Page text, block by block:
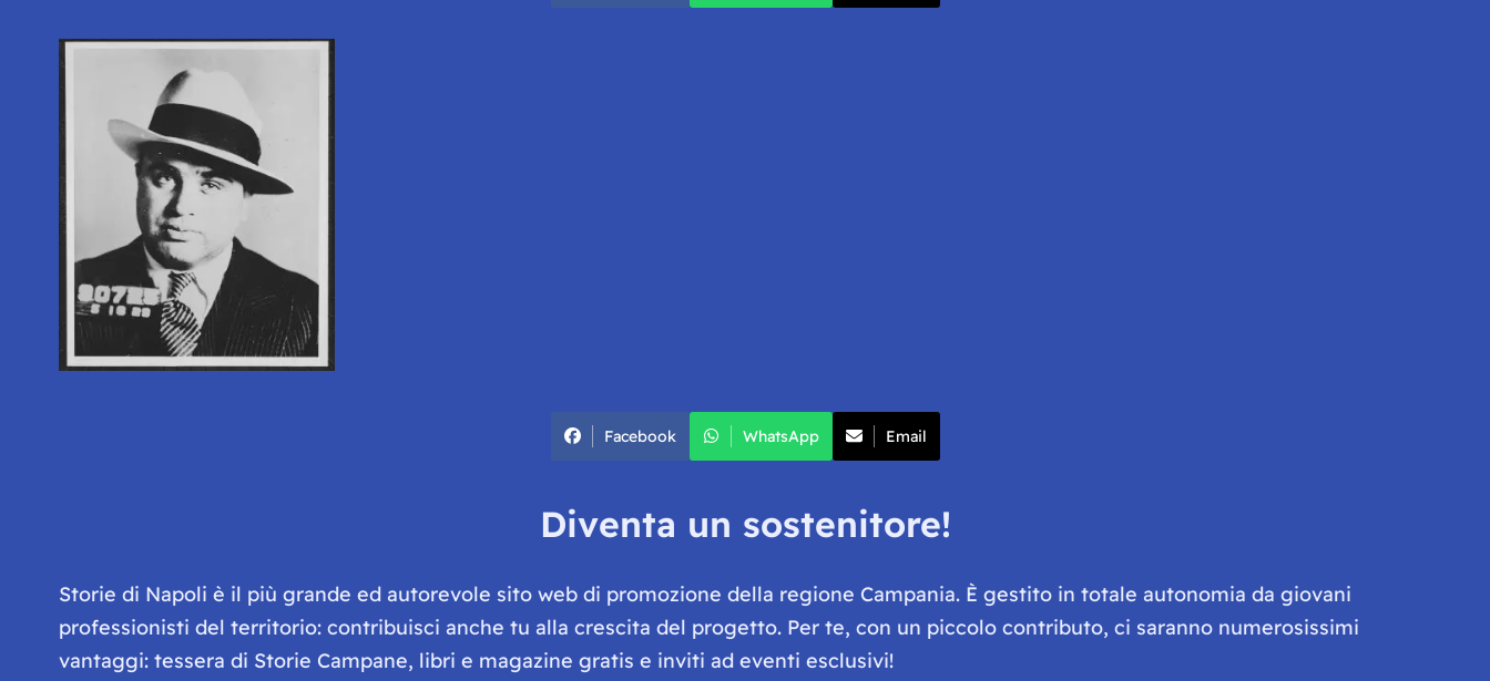
Facebook WhatsApp Email
Diventa un sostenitore!
Storie di Napoli è il più grande ed autorevole sito web di promozione della regione Campania. È gestito in totale autonomia da giovani
professionisti del territorio: contribuisci anche tu alla crescita del progetto. Per te, con un piccolo contributo, ci saranno numerosissimi
vantaggi: tessera di Storie Campane, libri e magazine gratis e inviti ad eventi esclusivi!